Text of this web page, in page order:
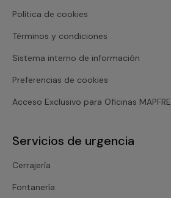
Política de cookies
Términos y condiciones
Sistema interno de información
Preferencias de cookies
Acceso Exclusivo para Oficinas MAPFRE
Servicios de urgencia
Cerrajería
Fontanería